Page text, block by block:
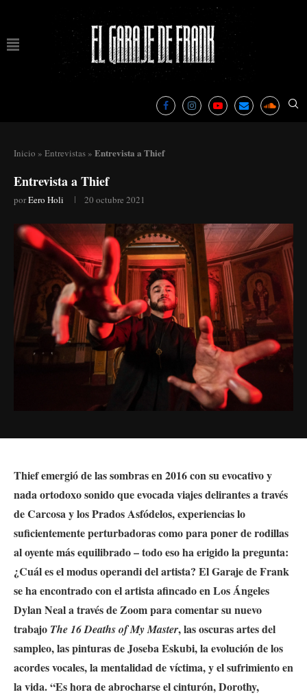
Inicio » Entrevistas » Entrevista a Thief
Entrevista a Thief
porEero Holi 20 octubre 2021
Thief emergió de las sombras en 2016 con su evocativo y
nada ortodoxo sonido que evocada viajes delirantes a través
de Carcosa y los PradosAsfódelos, experiencias lo
suficientemente perturbadoras como para poner de rodillas
al oyente más equilibrado – todo eso ha erigido la pregunta:
¿Cuál es el modus operandi del artista? El Garaje de Frank
se ha encontrado con el artista afincado en Los Ángeles
Dylan Neal a través de Zoom para comentar su nuevo
trabajo The 16 Deaths of My Master, las oscuras artes del
sampleo, las pinturas de Joseba Eskubi, la evolución de los
acordes vocales, la mentalidad de víctima, y el sufrimiento en
la vida. “Es hora de abrocharse el cinturón, Dorothy,